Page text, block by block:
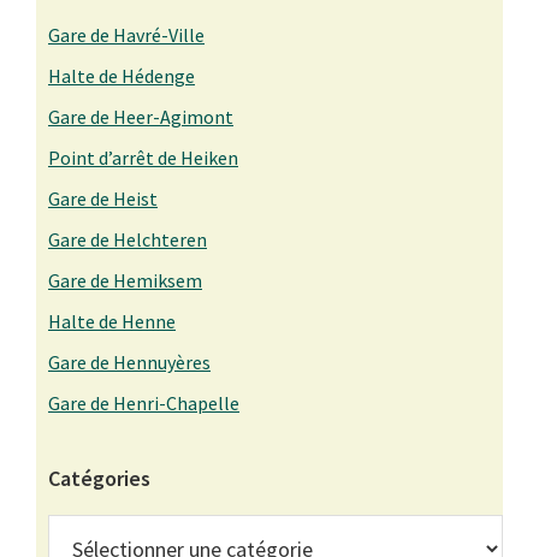
Gare de Havré-Ville
Halte de Hédenge
Gare de Heer-Agimont
Point d’arrêt de Heiken
Gare de Heist
Gare de Helchteren
Gare de Hemiksem
Halte de Henne
Gare de Hennuyères
Gare de Henri-Chapelle
Catégories